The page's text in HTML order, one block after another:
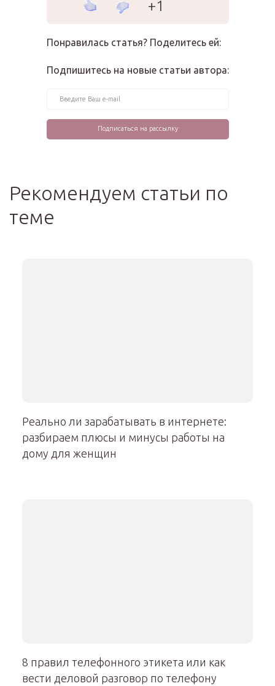
+1
Понравилась статья? Поделитесь ей:
Подпишитесь на новые статьи автора:
Рекомендуем статьи по
теме
Реально ли зарабатывать в интернете:
разбираем плюсы и минусы работы на
дому для женщин
8 правил телефонного этикета или как
вести деловой разговор по телефону